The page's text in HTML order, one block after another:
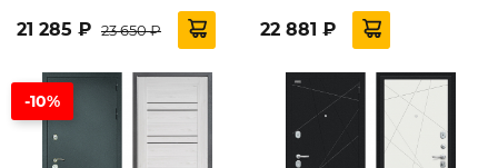
21 285 ₽ 23 650 ₽ 22 881 ₽
-10%